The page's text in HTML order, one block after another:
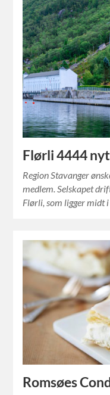
Flørli 4444
Region Stavanger
medlem. Selskapet
Flørli, som ligger midt
Romsøes